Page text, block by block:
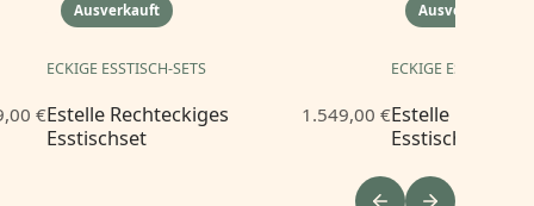
€
Ausverkauft
ECKIGE ESSTISCH-SETS
Estelle Rechteckiges
Esstischset
1.549,00 €
Ausverkauft
ECKIGE ESSTISCH-
Estelle
Esstischset